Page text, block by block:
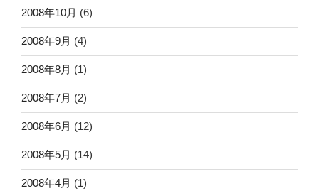
2008年10月 (6)
2008年9月 (4)
2008年8月 (1)
2008年7月 (2)
2008年6月 (12)
2008年5月 (14)
2008年4月 (1)